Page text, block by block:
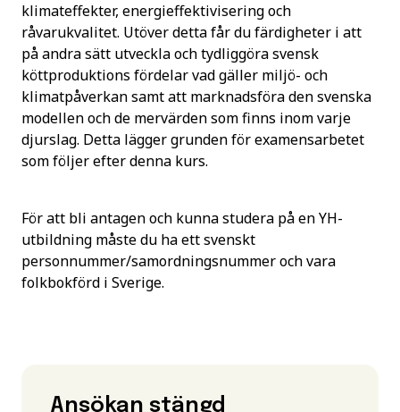
klimateffekter, energieffektivisering och
råvarukvalitet. Utöver detta får du färdigheter i att
på andra sätt utveckla och tydliggöra svensk
köttproduktions fördelar vad gäller miljö- och
klimatpåverkan samt att marknadsföra den svenska
modellen och de mervärden som finns inom varje
djurslag. Detta lägger grunden för examensarbetet
som följer efter denna kurs.
För att bli antagen och kunna studera på en YH-
utbildning måste du ha ett svenskt
personnummer/samordningsnummer och vara
folkbokförd i Sverige.
Ansökan stängd